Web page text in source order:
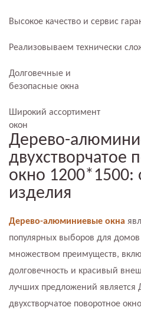
Высокое качество и сервис
Реализовываем технически
Долговечные и
безопасные окна
Широкий ассортимент
окон
Дерево-
двухстворчатое
окно 1200*1500:
изделия
Дерево-алюминиевые окна
популярных выборов для
множеством преимуществ,
долговечность и красивый
лучших предложений
двухстворчатое поворотное